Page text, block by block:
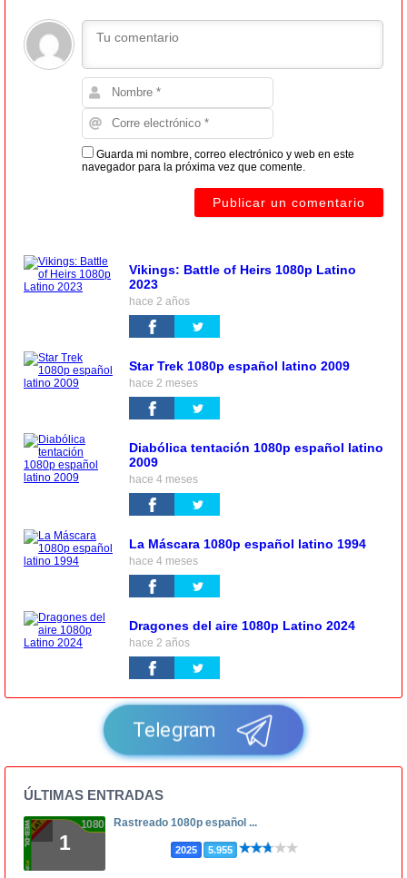
Guarda mi nombre, correo electrónico y web en este
navegador para la próxima vez que comente.
Vikings: Battle of Heirs 1080p Latino
2023
hace 2 años
Star Trek 1080p español latino 2009
hace 2 meses
Diabólica tentación 1080p español latino
2009
hace 4 meses
La Máscara 1080p español latino 1994
hace 4 meses
Dragones del aire 1080p Latino 2024
hace 2 años
Telegram
ÚLTIMAS ENTRADAS
1
1080p Rastreado 1080p español ...
2025 5.955